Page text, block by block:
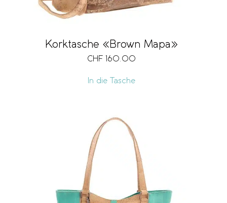
Korktasche «Brown Mapa»
CHF 160.00
In die Tasche